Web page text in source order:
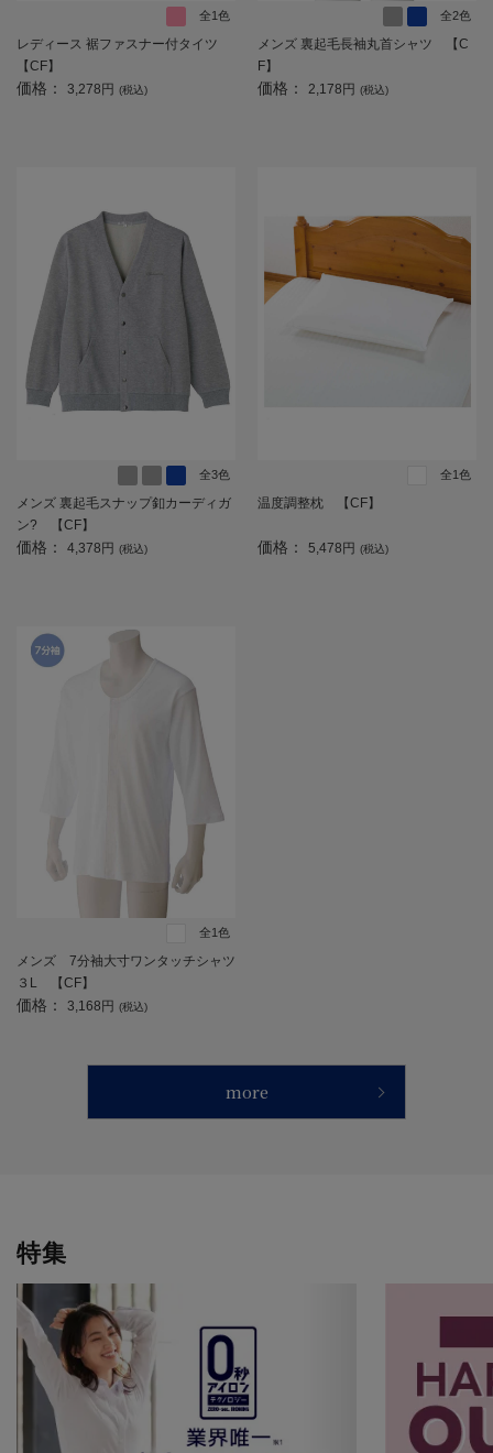
全1色
レディース 裾ファスナー付タイツ
【CF】
価格： 3,278円 (税込)
全2色
メンズ 裏起毛長袖丸首シャツ 【C
F】
価格： 2,178円 (税込)
全3色
メンズ 裏起毛スナップ釦カーディガ
ン? 【CF】
価格： 4,378円 (税込)
全1色
温度調整枕 【CF】
価格： 5,478円 (税込)
全1色
メンズ 7分袖大寸ワンタッチシャツ
３L 【CF】
価格： 3,168円 (税込)
more
特集